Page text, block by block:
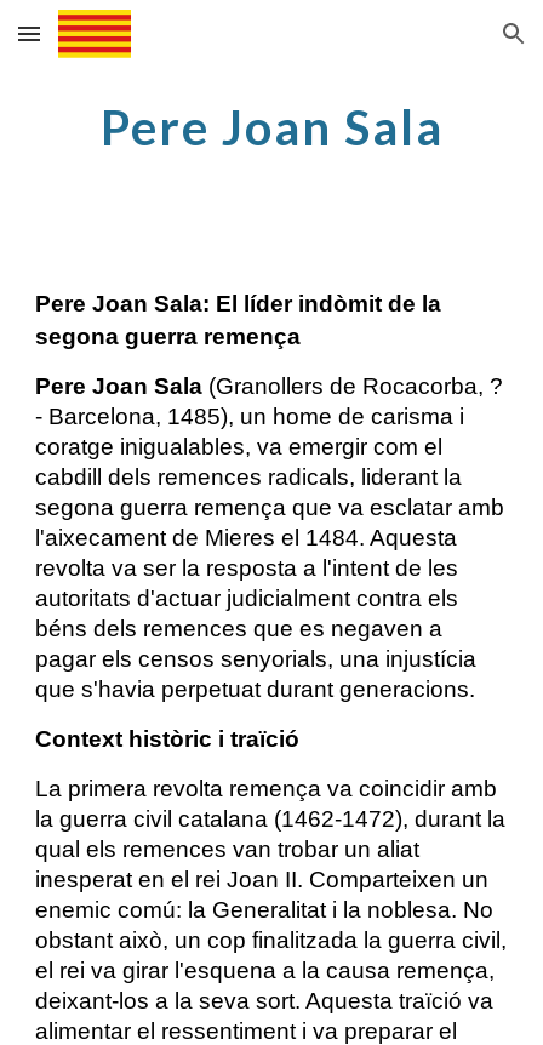
Skip to main content Skip to navigation
Pere Joan Sala
Pere Joan Sala: El líder indòmit de la
segona guerra remença
Pere Joan Sala (Granollers de Rocacorba, ?
- Barcelona, 1485), un home de carisma i
coratge inigualables, va emergir com el
cabdill dels remences radicals, liderant la
segona guerra remença que va esclatar amb
l'aixecament de Mieres el 1484. Aquesta
revolta va ser la resposta a l'intent de les
autoritats d'actuar judicialment contra els
béns dels remences que es negaven a
pagar els censos senyorials, una injustícia
que s'havia perpetuat durant generacions.
Context històric i traïció
La primera revolta remença va coincidir amb
la guerra civil catalana (1462-1472), durant la
qual els remences van trobar un aliat
inesperat en el rei Joan II. Comparteixen un
enemic comú: la Generalitat i la noblesa. No
obstant això, un cop finalitzada la guerra civil,
el rei va girar l'esquena a la causa remença,
deixant-los a la seva sort. Aquesta traïció va
alimentar el ressentiment i va preparar el